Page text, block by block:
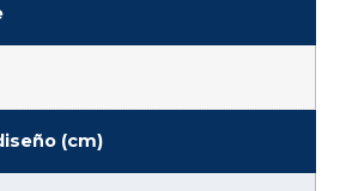
(cm)